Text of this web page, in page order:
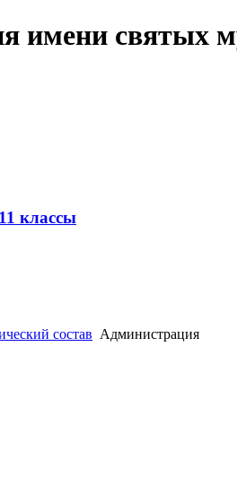
имени
классы
состав Администрация